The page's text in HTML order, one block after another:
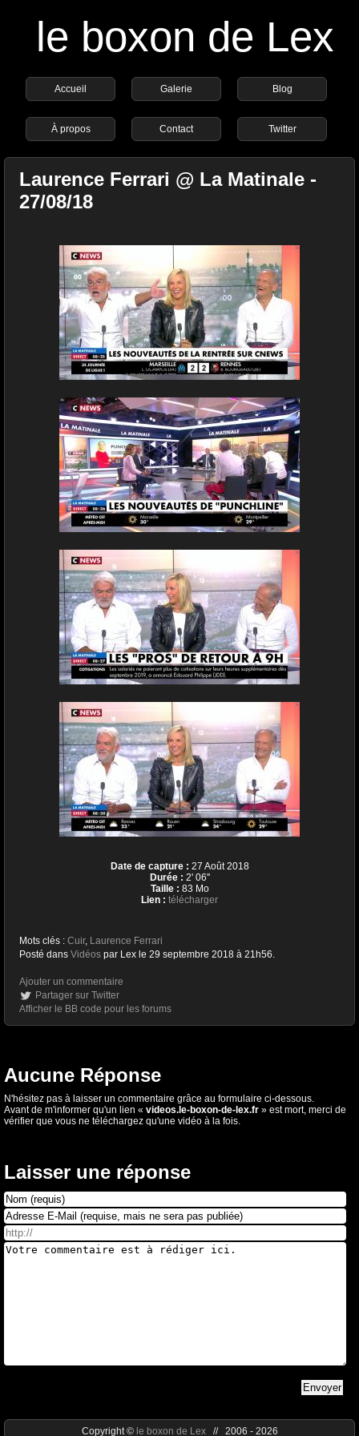
le boxon de Lex
Accueil Galerie Blog
À propos Contact Twitter
Laurence Ferrari @ La Matinale -
27/08/18
Date de capture : 27 Août 2018
Durée : 2' 06''
Taille : 83 Mo
Lien : télécharger
Mots clés : Cuir, Laurence Ferrari
Posté dans Vidéos par Lex le 29 septembre 2018 à 21h56.
Ajouter un commentaire
Partager sur Twitter
Afficher le BB code pour les forums
Aucune Réponse
N'hésitez pas à laisser un commentaire grâce au formulaire ci-dessous.
Avant de m'informer qu'un lien « videos.le-boxon-de-lex.fr » est mort, merci de
vérifier que vous ne téléchargez qu'une vidéo à la fois.
Laisser une réponse
Copyright © le boxon de Lex// 2006 - 2026